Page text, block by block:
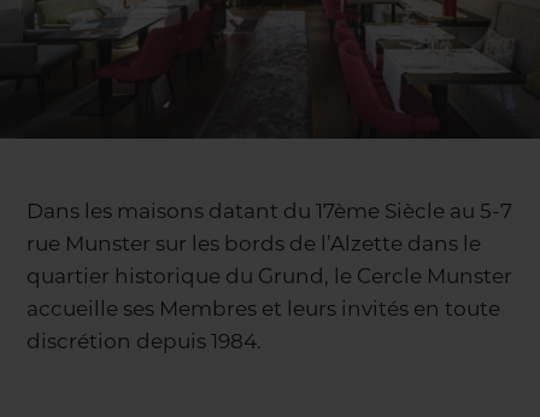
Dans les maisons datant du 17ème Siècle au 5-7
rue Munster sur les bords de l’Alzette dans le
quartier historique du Grund, le Cercle Munster
accueille ses Membres et leurs invités en toute
discrétion depuis 1984.